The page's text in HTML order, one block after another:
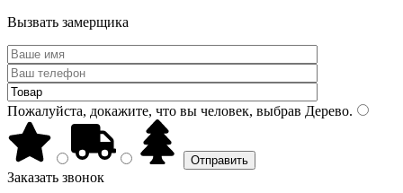
Вызвать замерщика
Пожалуйста, докажите, что вы человек, выбрав Дерево.
Заказать звонок